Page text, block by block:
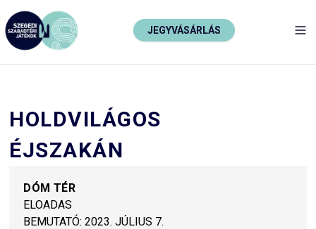
JEGYVÁSÁRLÁS
HOLDVILÁGOS
ÉJSZAKÁN
DÓM TÉR
ELOADAS
BEMUTATÓ: 2023. JÚLIUS 7.